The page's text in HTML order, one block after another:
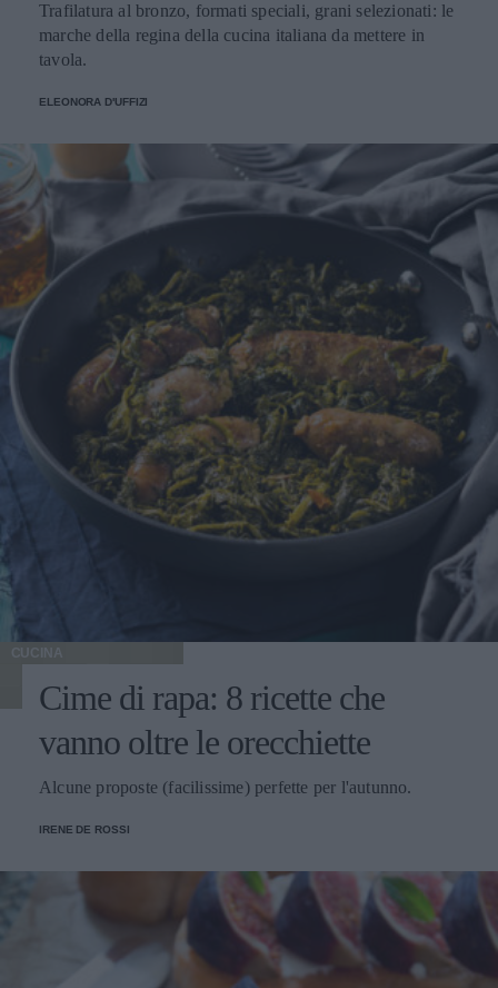
Trafilatura al bronzo, formati speciali, grani selezionati: le
marche della regina della cucina italiana da mettere in
tavola.
ELEONORA D'UFFIZI
CUCINA
Cime di rapa: 8 ricette che
vanno oltre le orecchiette
Alcune proposte (facilissime) perfette per l'autunno.
IRENE DE ROSSI